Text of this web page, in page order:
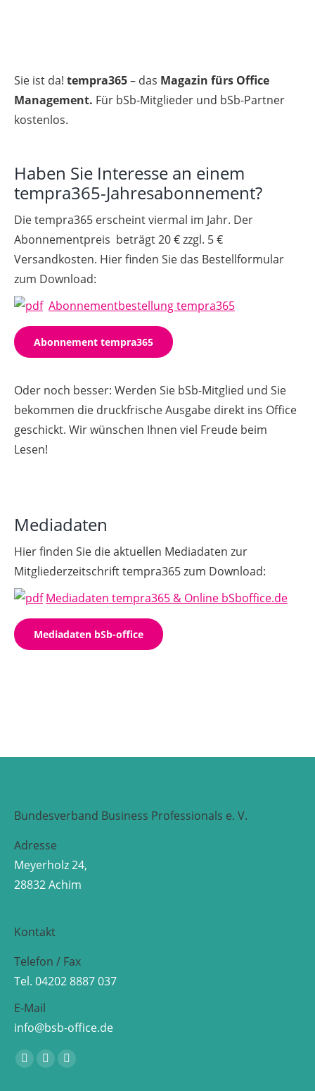
Sie ist da! tempra365– das Magazin fürs Office
Management. Für bSb-Mitglieder und bSb-Partner
kostenlos.
Haben Sie Interesse an einem
tempra365-Jahresabonnement?
Die tempra365 erscheint viermal im Jahr. Der
Abonnementpreis beträgt 20 € zzgl. 5 €
Versandkosten. Hier finden Sie das Bestellformular
zum Download:
Abonnementbestellung tempra365
Abonnement tempra365
Oder noch besser: Werden Sie bSb-Mitglied und Sie
bekommen die druckfrische Ausgabe direkt ins Office
geschickt. Wir wünschen Ihnen viel Freude beim
Lesen!
Mediadaten
Hier finden Sie die aktuellen Mediadaten zur
Mitgliederzeitschrift tempra365 zum Download:
Mediadaten tempra365 & Online bSboffice.de
Mediadaten bSb-office
Bundesverband Business Professionals e. V.
Adresse
Meyerholz 24,
28832 Achim
Kontakt
Telefon / Fax
Tel. 04202 8887 037
E-Mail
info@bsb-office.de
Finden Sie uns auf:
Facebook
LinkedinInstagram